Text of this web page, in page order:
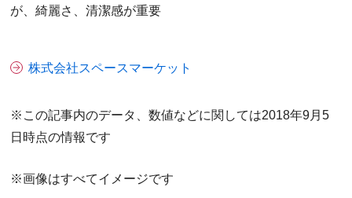
が、綺麗さ、清潔感が重要
株式会社スペースマーケット
※この記事内のデータ、数値などに関しては2018年9月5
日時点の情報です
※画像はすべてイメージです